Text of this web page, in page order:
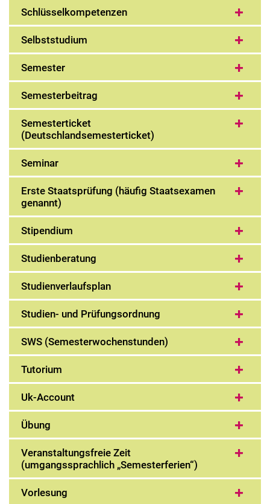
Schlüsselkompetenzen
Selbststudium
Semester
Semesterbeitrag
Semesterticket
(Deutschlandsemesterticket)
Seminar
Erste Staatsprüfung (häufig Staatsexamen
genannt)
Stipendium
Studienberatung
Studienverlaufsplan
Studien- und Prüfungsordnung
SWS (Semesterwochenstunden)
Tutorium
Uk-Account
Übung
Veranstaltungsfreie Zeit
(umgangssprachlich „Semesterferien“)
Vorlesung